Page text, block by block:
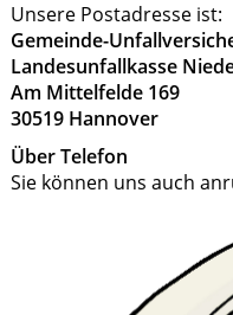
Unsere Postadresse ist:
Gemeinde-
Landesunfallkasse
Am Mittelfelde 169
30519 Hannover
Über Telefon
Sie können uns auch